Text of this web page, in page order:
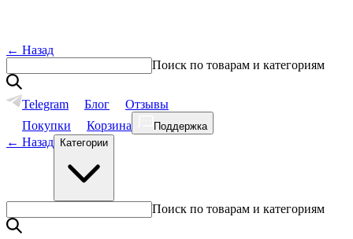
← Назад
Поиск по товарам и категориям
Telegram Блог
Отзывы
Покупки
Корзина Поддержка
← Назад Категории
Поиск по товарам и категориям